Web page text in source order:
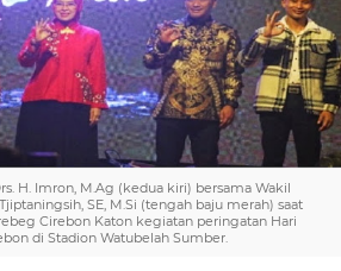
H. Imron, M.Ag (kedua kiri) bersama Wakil
SE, M.Si (tengah baju merah) saat
Cirebon Katon kegiatan peringatan Hari
di Stadion Watubelah Sumber.